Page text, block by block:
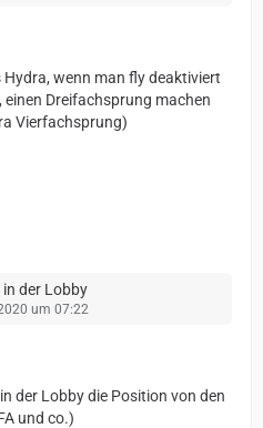
wenn man fly deaktiviert
Dreifachsprung machen
Vierfachsprung)
der Lobby
um 07:22
der Lobby die Position von den
und co.)